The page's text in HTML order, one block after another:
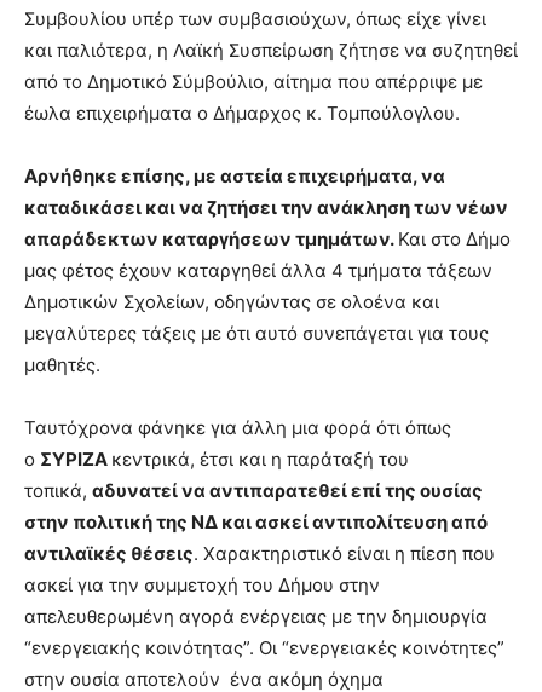
Συμβουλίου υπέρ των συμβασιούχων, όπως είχε γίνει
και παλιότερα, η Λαϊκή Συσπείρωση ζήτησε να συζητηθεί
από το Δημοτικό Σύμβούλιο, αίτημα που απέρριψε με
έωλα επιχειρήματα ο Δήμαρχος κ. Τομπούλογλου.
Αρνήθηκε επίσης, με αστεία επιχειρήματα, να
καταδικάσει και να ζητήσει την ανάκληση των νέων
απαράδεκτων καταργήσεων τμημάτων. Και στο Δήμο
μας φέτος έχουν καταργηθεί άλλα 4 τμήματα τάξεων
Δημοτικών Σχολείων, οδηγώντας σε ολοένα και
μεγαλύτερες τάξεις με ότι αυτό συνεπάγεται για τους
μαθητές.
Ταυτόχρονα φάνηκε για άλλη μια φορά ότι όπως
ο ΣΥΡΙΖΑ κεντρικά, έτσι και η παράταξή του
τοπικά, αδυνατεί να αντιπαρατεθεί επί της ουσίας
στην πολιτική της ΝΔ και ασκεί αντιπολίτευση από
αντιλαϊκές θέσεις. Χαρακτηριστικό είναι η πίεση που
ασκεί για την συμμετοχή του Δήμου στην
απελευθερωμένη αγορά ενέργειας με την δημιουργία
“ενεργειακής κοινότητας”. Οι “ενεργειακές κοινότητες”
στην ουσία αποτελούν ένα ακόμη όχημα